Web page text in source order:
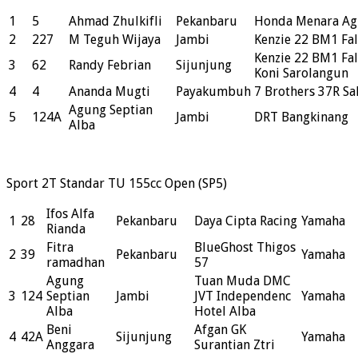
1
5 Ahmad Zhulkifli Pekanbaru
Honda Menara
2
227 M Teguh Wijaya Jambi
Kenzie 22 BM1
3
62 Randy Febrian Sijunjung
Kenzie 22 BM1
Koni Sarolangun
4
4 Ananda Mugti Payakumbuh 7 Brothers 37R
5
124A Agung Septian
Alba
Jambi DRT Bangkinang
Sport 2T Standar TU 155cc Open (SP5)
1 28
Ifos Alfa
Rianda
Pekanbaru Daya Cipta Racing Yamaha
2 39
Fitra
ramadhan
Pekanbaru
BlueGhost Thigos
57
Yamaha
3 124
Agung
Septian
Alba
Jambi
Tuan Muda DMC
JVT Independenc
Hotel Alba
Yamaha
4 42A Beni
Anggara
Sijunjung
Afgan GK
Surantian Ztri
Yamaha